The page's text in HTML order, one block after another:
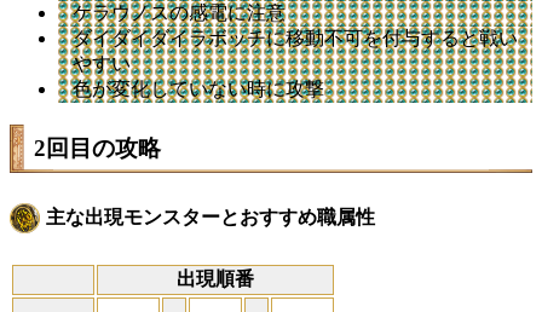
ケラウノスの感電に注意
ダイダイダイラボッチに移動不可を付与すると戦い
やすい
色が変化していない時に攻撃
2回目の攻略
主な出現モンスターとおすすめ職属性
出現順番